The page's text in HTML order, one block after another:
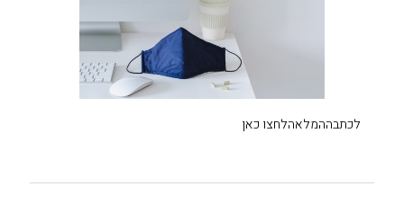
לכתבההמלאהלחצו כאן